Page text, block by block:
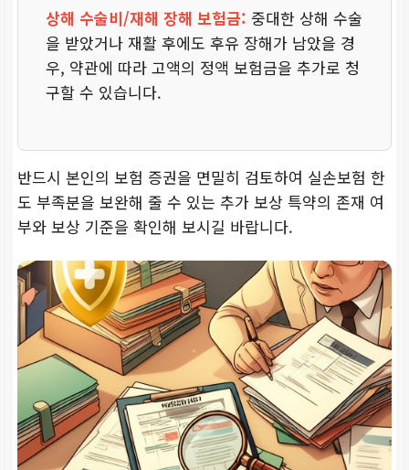
상해 수술비/재해 장해 보험금: 중대한 상해 수술
을 받았거나 재활 후에도 후유 장해가 남았을 경
우, 약관에 따라 고액의 정액 보험금을 추가로 청
구할 수 있습니다.
반드시 본인의 보험 증권을 면밀히 검토하여 실손보험 한
도 부족분을 보완해 줄 수 있는 추가 보상 특약의 존재 여
부와 보상 기준을 확인해 보시길 바랍니다.